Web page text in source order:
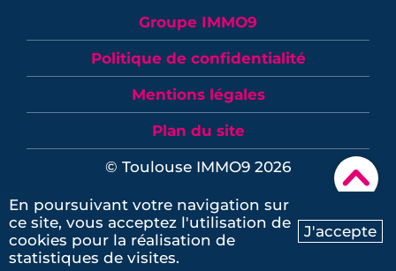
Ma recherche Contactez-nous
▾
Groupe IMMO9
Politique de confidentialité
Mentions légales
Plan du site
© Toulouse IMMO9 2026
Contactez-nous
En poursuivant votre navigation sur
ce site, vous acceptez l'utilisation de
cookies pour la réalisation de
statistiques de visites.
J'accepte